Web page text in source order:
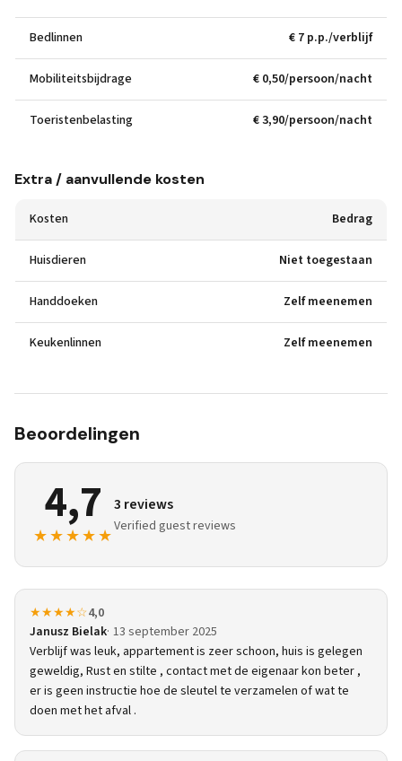
Bedlinnen € 7 p.p./verblijf
Mobiliteitsbijdrage € 0,50/persoon/nacht
Toeristenbelasting € 3,90/persoon/nacht
Extra / aanvullende kosten
Kosten Bedrag
Huisdieren Niet toegestaan
Handdoeken Zelf meenemen
Keukenlinnen Zelf meenemen
Beoordelingen
4,7
★★★★★
3 reviews
Verified guest reviews
★★★★☆4,0
Janusz Bielak 13 september 2025
Verblijf was leuk, appartement is zeer schoon, huis is gelegen
geweldig, Rust en stilte , contact met de eigenaar kon beter ,
er is geen instructie hoe de sleutel te verzamelen of wat te
doen met het afval .